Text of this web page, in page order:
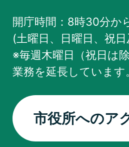
開庁時間：8時30分か
(土曜日、日曜日、祝
※毎週木曜日（祝日は
業務を延長しています
市役所へのア